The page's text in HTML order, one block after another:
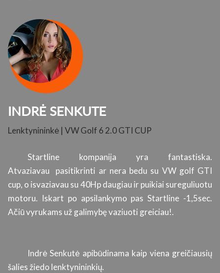
INDRĖ SENKUTE
Lenktynininkė | VW Golf 6 2.0 GTI CUP
Startline kompanija yra fantastiska.
Atvaziavau pasitikrinti ar nera bedu su VW golf GTI
cup, o isvaziavau su 40Hp daugiau ir puikiai sureguliuotu
motoru. Iskart po apsilankymo pas Startline -1,5sec.
Ačiū vyrukams už galimybę vaziuoti greiciau!.
Indrė Senkutė apibūdinama kaip viena greičiausių
šalies žiedo lenktynininkių.